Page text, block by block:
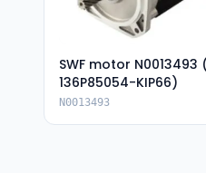
SWF motor N0013493
136P85054-KIP66)
N0013493